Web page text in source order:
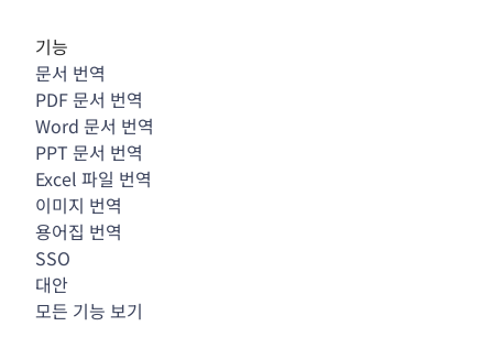
기능
문서 번역
PDF 문서 번역
Word 문서 번역
PPT 문서 번역
Excel 파일 번역
이미지 번역
용어집 번역
SSO
대안
모든 기능 보기